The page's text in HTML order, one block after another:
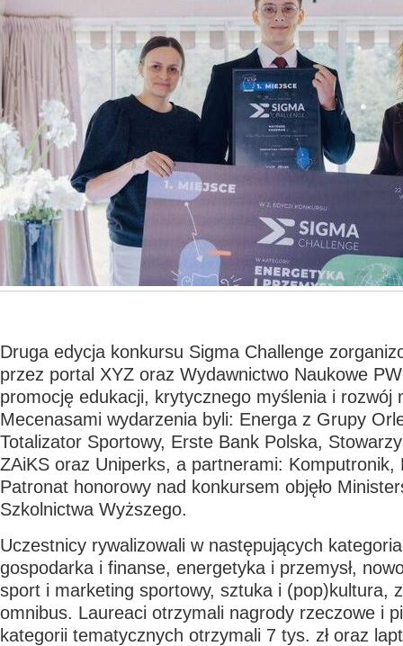
Druga edycja konkursu Sigma Challenge
przez portal XYZ oraz Wydawnictwo Naukowe
promocję edukacji, krytycznego myślenia i rozwój
Mecenasami wydarzenia byli: Energa z Grupy
Totalizator Sportowy, Erste Bank Polska,
ZAiKS oraz Uniperks, a partnerami: Komputronik,
Patronat honorowy nad konkursem objęło
Szkolnictwa Wyższego.
Uczestnicy rywalizowali w następujących
gospodarka i finanse, energetyka i przemysł,
sport i marketing sportowy, sztuka i (pop)kultura,
omnibus. Laureaci otrzymali nagrody rzeczowe i
kategorii tematycznych otrzymali 7 tys. zł oraz